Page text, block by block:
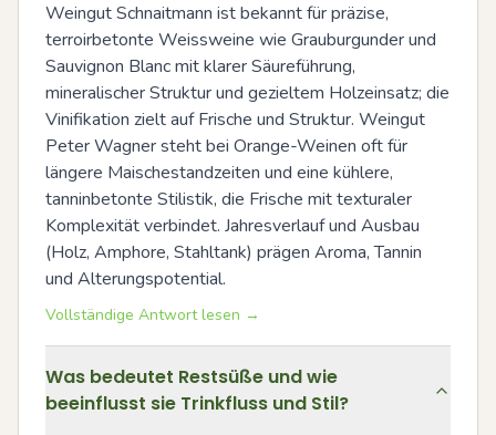
Weingut Schnaitmann ist bekannt für präzise,
terroirbetonte Weissweine wie Grauburgunder und
Sauvignon Blanc mit klarer Säureführung,
mineralischer Struktur und gezieltem Holzeinsatz; die
Vinifikation zielt auf Frische und Struktur. Weingut
Peter Wagner steht bei Orange-Weinen oft für
längere Maischestandzeiten und eine kühlere,
tanninbetonte Stilistik, die Frische mit texturaler
Komplexität verbindet. Jahresverlauf und Ausbau
(Holz, Amphore, Stahltank) prägen Aroma, Tannin
und Alterungspotential.
Vollständige Antwort lesen →
Was bedeutet Restsüße und wie
beeinflusst sie Trinkfluss und Stil?